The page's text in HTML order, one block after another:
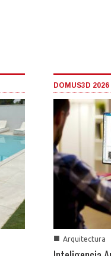
DOMUS3D 2026
■ Arquitectura